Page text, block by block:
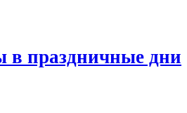
в праздничные дни